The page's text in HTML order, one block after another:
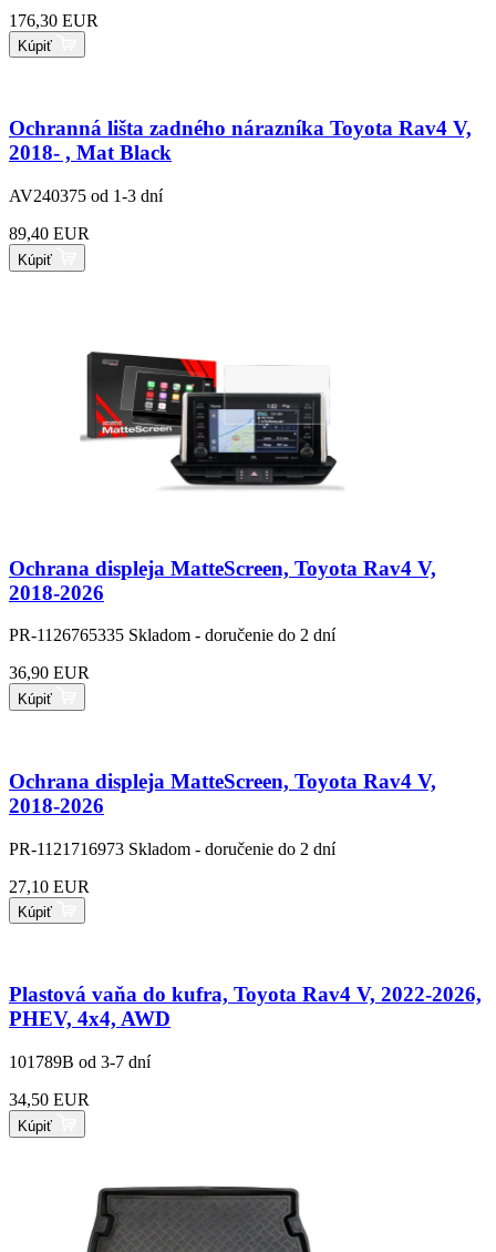
176,30 EUR
Kúpiť
Ochranná lišta zadného nárazníka Toyota Rav4 V,
2018- , Mat Black
AV240375 od 1-3 dní
89,40 EUR
Kúpiť
Ochrana displeja MatteScreen, Toyota Rav4 V,
2018-2026
PR-1126765335 Skladom - doručenie do 2 dní
36,90 EUR
Kúpiť
Ochrana displeja MatteScreen, Toyota Rav4 V,
2018-2026
PR-1121716973 Skladom - doručenie do 2 dní
27,10 EUR
Kúpiť
Plastová vaňa do kufra, Toyota Rav4 V, 2022-2026,
PHEV, 4x4, AWD
101789B od 3-7 dní
34,50 EUR
Kúpiť